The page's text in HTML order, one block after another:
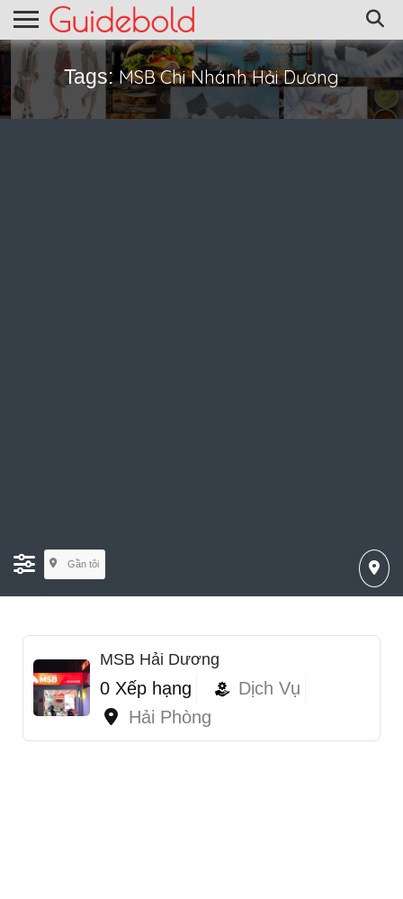
Tags:MSB Chi Nhánh Hải Dương
Gần tôi
MSB Hải Dương
0 Xếp hạng
Dịch Vụ
Hải Phòng